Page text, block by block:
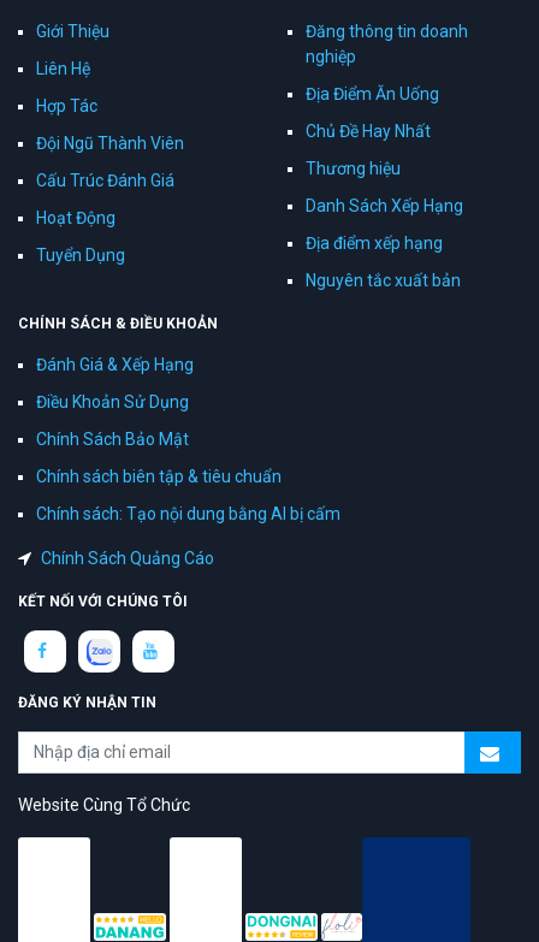
Giới Thiệu
Liên Hệ
Hợp Tác
Đội Ngũ Thành Viên
Cấu Trúc Đánh Giá
Hoạt Động
Tuyển Dụng
Đăng thông tin doanh
nghiệp
Địa Điểm Ăn Uống
Chủ Đề Hay Nhất
Thương hiệu
Danh Sách Xếp Hạng
Địa điểm xếp hạng
Nguyên tắc xuất bản
CHÍNH SÁCH & ĐIỀU KHOẢN
Đánh Giá & Xếp Hạng
Điều Khoản Sử Dụng
Chính Sách Bảo Mật
Chính sách biên tập & tiêu chuẩn
Chính sách: Tạo nội dung bằng AI bị cấm
Chính Sách Quảng Cáo
KẾT NỐI VỚI CHÚNG TÔI
ĐĂNG KÝ NHẬN TIN
Website Cùng Tổ Chức
topAZ Review vinh dự được người dùng bình chọn là nền tảng có
trải nghiệm tốt & chất lượng